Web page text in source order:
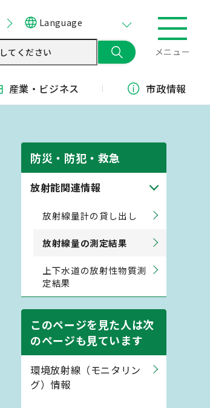
Language
メニュー
産業・ ビジネス 市政情報
防災・防犯・救急
放射能関連情報
放射線量計の貸し出し
放射線量の測定結果
上下水道の放射性物質測
定結果
このページを見た人は次
のページも見ています
環境放射線（モニタリン
グ）情報